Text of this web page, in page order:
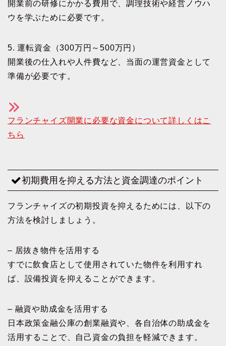
開業前の研修にかかる費用で、調理技術や経営ノウハ
ウを学ぶために必要です。
5. 運転資金（300万円～500万円）
開業後の仕入れや人件費など、当面の運営資金として
準備が必要です。
フランチャイズ開業に必要な資金について詳しくはこ
ちら
初期費用を抑える方法と資金調達のポイント
フランチャイズの初期投資を抑えるためには、以下の
方法を検討しましょう。
– 居抜き物件を活用する
すでに飲食店として使用されていた物件を利用すれ
ば、設備投資を抑えることができます。
– 融資や助成金を活用する
日本政策金融公庫の創業融資や、各自治体の助成金を
活用することで、自己資金の負担を軽減できます。